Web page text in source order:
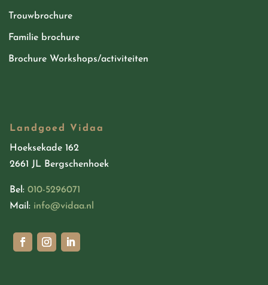
Trouwbrochure
Familie brochure
Brochure Workshops/activiteiten
Landgoed Vidaa
Hoeksekade 162
2661 JL Bergschenhoek
Bel:010-5296071
Mail: info@vidaa.nl